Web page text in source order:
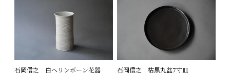
石岡信之 白ヘリンボーン花器
石岡信之 枯黒丸盆7寸皿